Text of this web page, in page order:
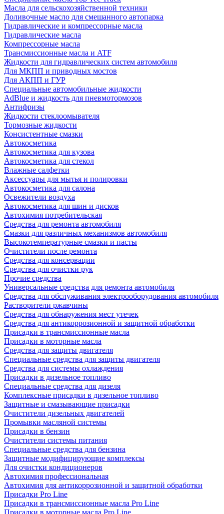
Масла для сельскохозяйственной техники
Доливочные масло для смешанного автопарка
Гидравлические и компрессорные масла
Гидравлические масла
Компрессорные масла
Трансмиссионные масла и ATF
Жидкости для гидравлических систем автомобиля
Для МКПП и приводных мостов
Для АКПП и ГУР
Специальные автомобильные жидкости
AdBlue и жидкость для пневмотормозов
Антифризы
Жидкости стеклоомывателя
Тормозные жидкости
Консистентные смазки
Автокосметика
Автокосметика для кузова
Автокосметика для стекол
Влажные салфетки
Аксессуары для мытья и полировки
Автокосметика для салона
Освежители воздуха
Автокосметика для шин и дисков
Автохимия потребительская
Средства для ремонта автомобиля
Смазки для различных механизмов автомобиля
Высокотемпературные смазки и пасты
Очистители после ремонта
Средства для консервации
Средства для очистки рук
Прочие средства
Универсальные средства для ремонта автомобиля
Средства для обслуживания электрооборудования автомобиля
Растворители ржавчины
Средства для обнаружения мест утечек
Средства для антикоррозионной и защитной обработки
Присадки в трансмиссионные масла
Присадки в моторные масла
Средства для защиты двигателя
Специальныe средства для защиты двигателя
Средства для системы охлаждения
Присадки в дизельное топливо
Спeциальные средства для дизеля
Комплексные присадки в дизельное топливо
Защитные и смазывающие присадки
Очистители дизельных двигателей
Промывки масляной системы
Присадки в бензин
Очистители системы питания
Специальные срeдства для бензина
Защитные модифицирующие комплексы
Для очистки кондиционеров
Автохимия профессиональная
Автохимия для антикоррозионной и защитной обработки
Присадки Pro Line
Присадки в трансмиссионные масла Pro Line
Присадки в моторные масла Pro Line